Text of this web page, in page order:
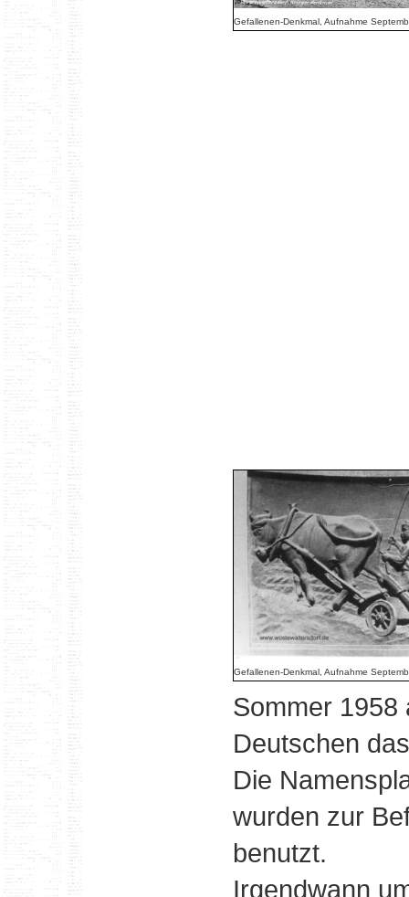
Gefallenen-Denkmal, Aufnahme
Gefallenen-Denkmal, Aufnahme
Sommer 1958
Deutschen
Die
wurden zur
benutzt.
Irgendwann